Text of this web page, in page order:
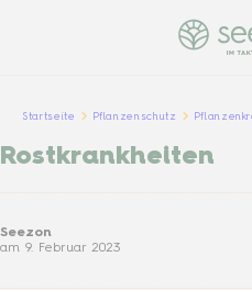
Startseite Pflanzenschutz
Rostkrankheiten
Seezon
am 9. Februar 2023